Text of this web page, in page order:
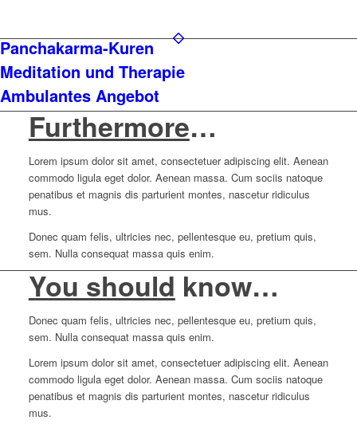
Panchakarma-Kuren
Meditation und Therapie
Ambulantes Angebot
Furthermore…
Lorem ipsum dolor sit amet, consectetuer adipiscing elit. Aenean
commodo ligula eget dolor. Aenean massa. Cum sociis natoque
penatibus et magnis dis parturient montes, nascetur ridiculus
mus.
Donec quam felis, ultricies nec, pellentesque eu, pretium quis,
sem. Nulla consequat massa quis enim.
You should know…
Donec quam felis, ultricies nec, pellentesque eu, pretium quis,
sem. Nulla consequat massa quis enim.
Lorem ipsum dolor sit amet, consectetuer adipiscing elit. Aenean
commodo ligula eget dolor. Aenean massa. Cum sociis natoque
penatibus et magnis dis parturient montes, nascetur ridiculus
mus.